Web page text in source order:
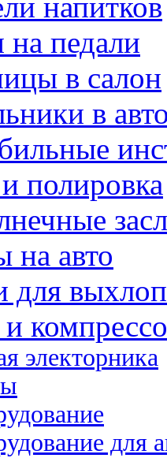
напитков
педали
в салон
в
полировка
на авто
для
электорника
для